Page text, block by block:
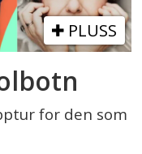
PLUSS
for den som